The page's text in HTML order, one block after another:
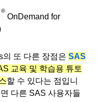
®
OnDemand for
또 다른 장점은 SAS
교육 및 학습용 튜토
할 수 있다는 점입니
다른 SAS 사용자들